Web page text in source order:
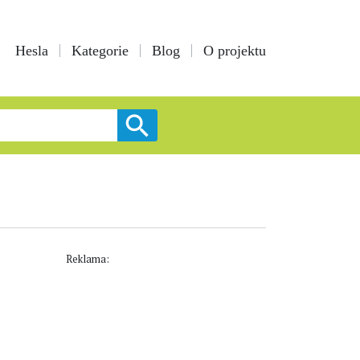
Hesla Kategorie Blog O projektu
Reklama: